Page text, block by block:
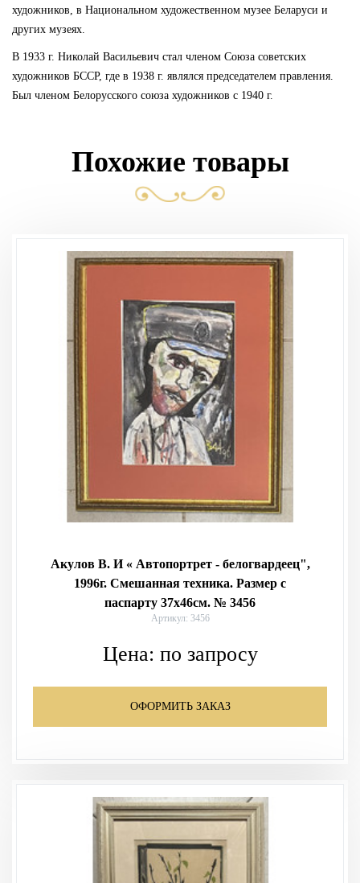
художников, в Национальном художественном музее Беларуси и
других музеях.
В 1933 г. Николай Васильевич стал членом Союза советских
художников БССР, где в 1938 г. являлся председателем правления.
Был членом Белорусского союза художников с 1940 г.
Похожие товары
Акулов В. И « Автопортрет - белогвардеец",
1996г. Смешанная техника. Размер с
паспарту 37х46см. № 3456
Артикул: 3456
Цена: по запросу
ОФОРМИТЬ ЗАКАЗ